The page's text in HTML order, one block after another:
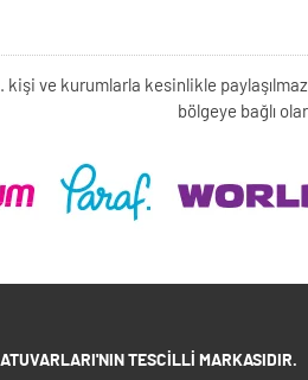
ve kurumlarla kesinlikle
bölgeye bağlı
TESCILLI MARKASIDIR.